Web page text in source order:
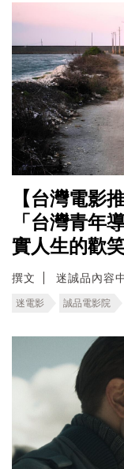
【台灣電影
「台灣青年
實人生的歡
撰文 迷誠品內容
迷電影 誠品電影院